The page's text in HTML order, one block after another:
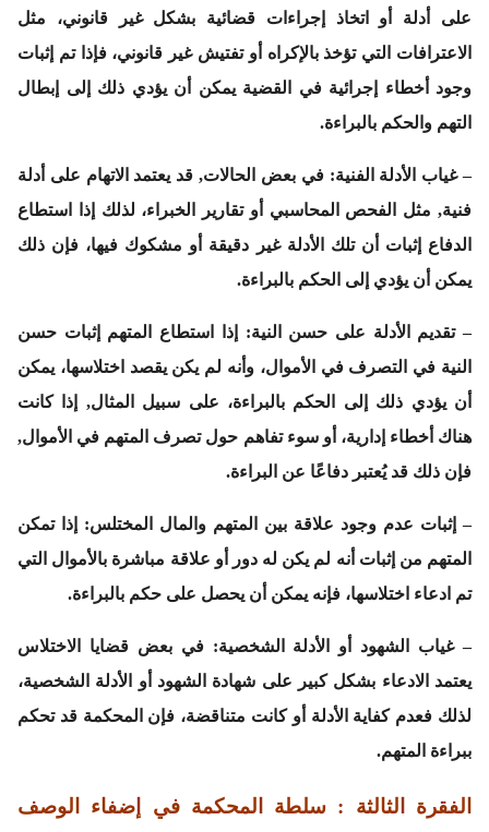
على أدلة أو اتخاذ إجراءات قضائية بشكل غير قانوني، مثل
الاعترافات التي تؤخذ بالإكراه أو تفتيش غير قانوني، فإذا تم إثبات
وجود أخطاء إجرائية في القضية يمكن أن يؤدي ذلك إلى إبطال
التهم والحكم بالبراءة.
–غياب الأدلة الفنية: في بعض الحالات, قد يعتمد الاتهام على أدلة
فنية, مثل الفحص المحاسبي أو تقارير الخبراء، لذلك إذا استطاع
الدفاع إثبات أن تلك الأدلة غير دقيقة أو مشكوك فيها، فإن ذلك
يمكن أن يؤدي إلى الحكم بالبراءة.
–تقديم الأدلة على حسن النية: إذا استطاع المتهم إثبات حسن
النية في التصرف في الأموال، وأنه لم يكن يقصد اختلاسها، يمكن
أن يؤدي ذلك إلى الحكم بالبراءة، على سبيل المثال, إذا كانت
هناك أخطاء إدارية، أو سوء تفاهم حول تصرف المتهم في الأموال,
فإن ذلك قد يُعتبر دفاعًا عن البراءة.
– إثبات عدم وجود علاقة بين المتهم والمال المختلس: إذا تمكن
المتهم من إثبات أنه لم يكن له دور أو علاقة مباشرة بالأموال التي
تم ادعاء اختلاسها، فإنه يمكن أن يحصل على حكم بالبراءة.
–غياب الشهود أو الأدلة الشخصية: في بعض قضايا الاختلاس
يعتمد الادعاء بشكل كبير على شهادة الشهود أو الأدلة الشخصية،
لذلك فعدم كفاية الأدلة أو كانت متناقضة، فإن المحكمة قد تحكم
ببراءة المتهم.
الفقرة الثالثة : سلطة المحكمة في إضفاء الوصف